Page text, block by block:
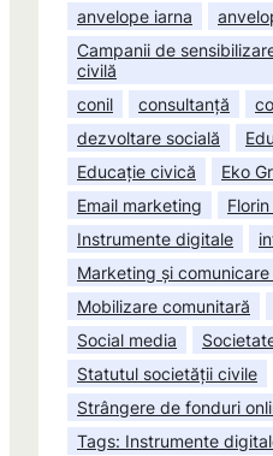
anvelope iarna
Campanii de
civilă
conil
consultanță
dezvoltare socială
Educație civică
Eko
Email marketing
Instrumente digitale
Marketing și comunicare
Mobilizare comunitară
Social media
Statutul societății civile
Strângere de fonduri
Tags: Instrumente